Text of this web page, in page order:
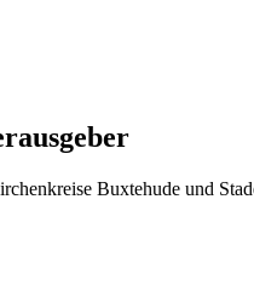
Buxtehude und